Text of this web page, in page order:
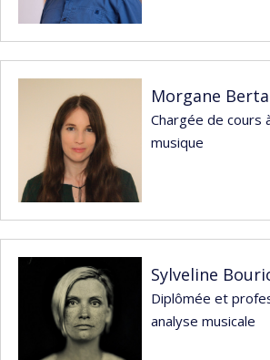
Morgane
Chargée de cours
musique
Sylveline
Diplômée et
analyse musicale